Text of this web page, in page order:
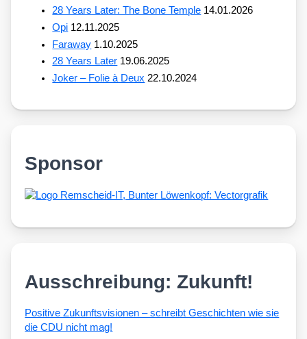
28 Years Later: The Bone Temple 14.01.2026
Opi 12.11.2025
Faraway 1.10.2025
28 Years Later 19.06.2025
Joker – Folie à Deux 22.10.2024
Sponsor
Ausschreibung: Zukunft!
Posi­ti­ve Zukunfts­vi­sio­nen – schreibt Geschich­ten wie sie
die CDU nicht mag!